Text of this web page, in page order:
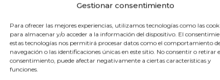
Gestionar consentimiento
Para ofrecer las mejores experiencias, utilizamos tecnologías como las
para almacenar y/o acceder a la información del dispositivo. El
estas tecnologías nos permitirá procesar datos como el comportamiento
navegación o las identificaciones únicas en este sitio. No consentir o retirar
consentimiento, puede afectar negativamente a ciertas características y
funciones.
Qué es y para qué sirve la
presoterapia
La presoterapia consiste en lamejora del drenaje
linfático y del retorno venoso mediante la